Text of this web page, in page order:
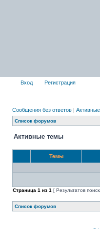
Вход Регистрация
Сообщения без ответов |
Список форумов
Активные темы
Темы
Страница 1 из 1 [ Результатов
Список форумов